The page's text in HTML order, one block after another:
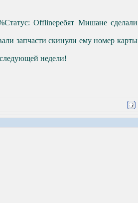
Offlineребят Мишане сделали
запчасти скинули ему номер карты
следующей недели!